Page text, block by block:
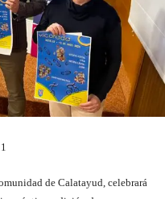
de Calatayud, celebrará